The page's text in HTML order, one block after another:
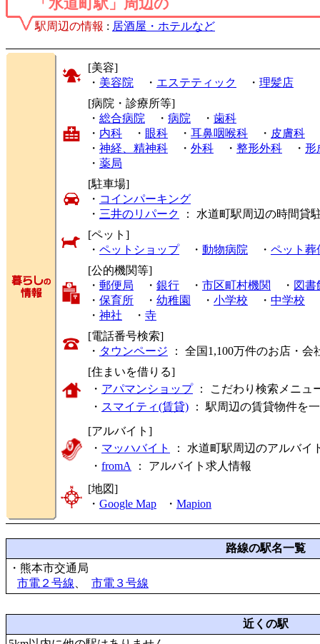
「水道町駅」周辺の
駅周辺の情報 : 居酒屋・ホテルなど
[美容]
・ 美容院 ・ エステティック ・ 理髪店
[病院・診療所等]
・ 総合病院 ・ 病院 ・ 歯科
・ 内科 ・ 眼科 ・ 耳鼻咽喉科 ・ 皮膚科
・ 神経、精神科 ・ 外科 ・ 整形外科 ・ 形
・ 薬局
[駐車場]
・ コインパーキング
・ 三井のリパーク
： 水道町駅周辺の時間貸
[ペット]
・ ペットショップ・ 動物病院 ・ ペット葬
[公的機関等]
・ 郵便局 ・ 銀行 ・ 市区町村機関 ・ 図書
・ 保育所 ・ 幼稚園 ・ 小学校 ・ 中学校
・ 神社 ・ 寺
[電話番号検索]
・ タウンページ ： 全国1,100万件のお店・
[住まいを借りる]
・ アパマンショップ： こだわり検索メニュ
・ スマイティ(賃貸) ： 駅周辺の賃貸物件を
[アルバイト]
・ マッハバイト
： 水道町駅周辺のアルバイ
・ fromA ： アルバイト求人情報
[地図]
・ Google Map ・ Mapion
路線の駅名一覧
・熊本市交通局
市電２号線
市電３号線
近くの駅